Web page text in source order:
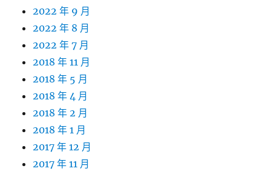
2022 年 9 月
2022 年 8 月
2022 年 7 月
2018 年 11 月
2018 年 5 月
2018 年 4 月
2018 年 2 月
2018 年 1 月
2017 年 12 月
2017 年 11 月